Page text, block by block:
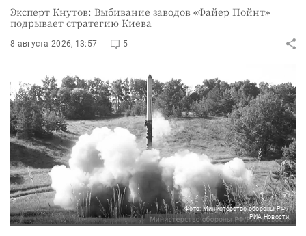
Эксперт Кнутов: Выбивание заводов «Файер Пойнт»
подрывает стратегию Киева
8 августа 2026, 13:57 5
Фото: Министерство обороны РФ/
РИА Новости